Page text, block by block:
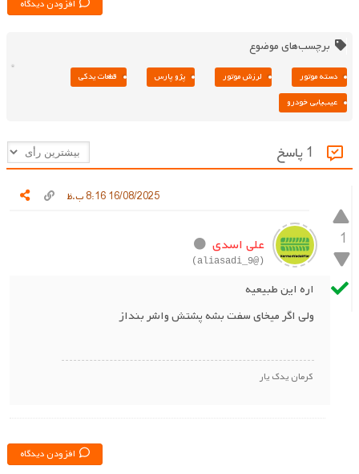
افزودن دیدگاه
برچسب‌های موضوع
دسته موتور لرزش موتور پژو پارس
قطعات یدکی
عیب‌یابی خودرو
1
16/08/2025 8:16 ب.ظ
علی اسدی
(@aliasadi_9)
اره این طبیعیه
ولی اگر میخای سفت بشه پشتش واشر بنداز
کرمان یدک یار
افزودن دیدگاه